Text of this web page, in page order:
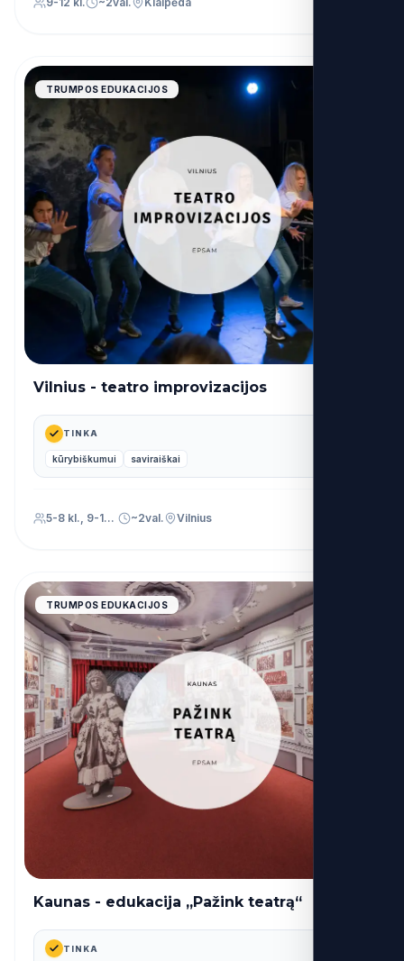
TRUMPOS EDUKACIJOS
Vilnius - teatro improvizacijos
TINKA
kūrybiškumui saviraiškai
5-8 kl., 9-12 kl. ~2val. Vilnius
TRUMPOS EDUKACIJOS
Kaunas - edukacija „Pažink teatrą“
TINKA